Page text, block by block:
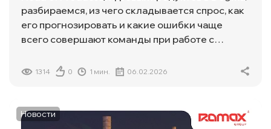
разбираемся, из чего складывается спрос, как
его прогнозировать и какие ошибки чаще
всего совершают команды при работе с
1314 0 1 мин. 06.02.2026
Новости